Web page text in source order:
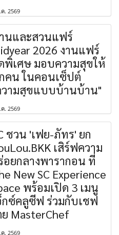
. 2569
นและสวนแฟร์
2026 งานแฟร์
พิเศษ มอบความสุขให้
คน ในคอนเซ็ปต์
วามสุขแบบบ้านบ้าน"
. 2569
ชวน 'เฟย-ภัทร' ยก
เสิร์ฟความ
อยกลางพารากอน ที่
New SC Experience
พร้อมเปิด 3 เมนู
กซ์คลูซีฟ ร่วมกับเชฟ
ย MasterChef
. 2569